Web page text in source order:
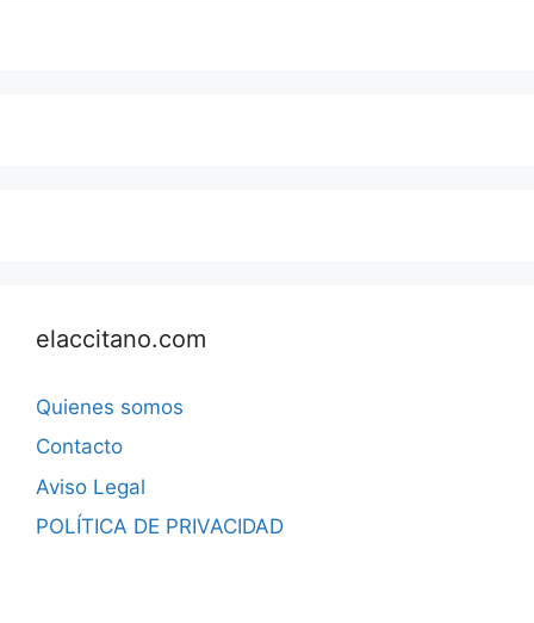
elaccitano.com
Quienes somos
Contacto
Aviso Legal
POLÍTICA DE PRIVACIDAD